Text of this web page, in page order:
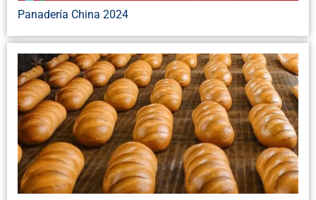
Panadería China 2024